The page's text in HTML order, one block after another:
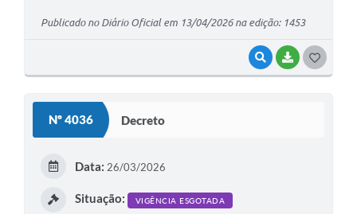
VISUALIZAR
BAIXAR
Publicado no Diário Oficial em 13/04/2026 na edição: 1453
Nº 4036 Decreto
Data: 26/03/2026
Situação: VIGÊNCIA ESGOTADA